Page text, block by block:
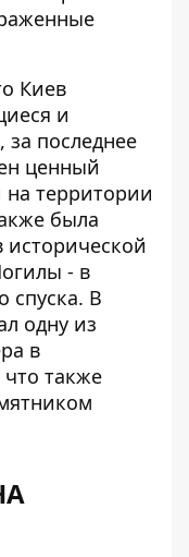
Киев
и
за последнее
ценный
территории
была
- в
спуска. В
одну из
в
также